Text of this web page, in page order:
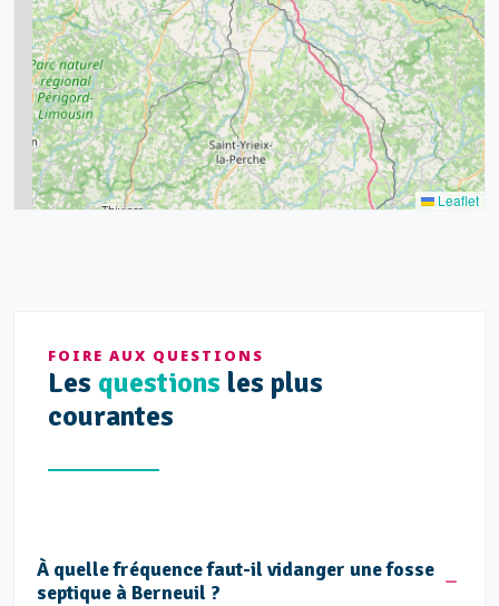
9
2
3
11
5
8
7
Leaflet
FOIRE AUX QUESTIONS
Les questions les plus
courantes
À quelle fréquence faut-il vidanger une fosse
septique à Berneuil ?